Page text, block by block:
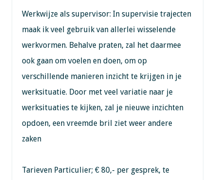
Werkwijze als supervisor: In supervisie trajecten
maak ik veel gebruik van allerlei wisselende
werkvormen. Behalve praten, zal het daarmee
ook gaan om voelen en doen, om op
verschillende manieren inzicht te krijgen in je
werksituatie. Door met veel variatie naar je
werksituaties te kijken, zal je nieuwe inzichten
opdoen, een vreemde bril ziet weer andere
zaken
Tarieven Particulier; € 80,- per gesprek, te